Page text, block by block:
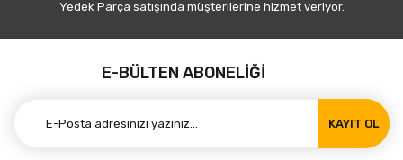
Yedek Parça satışında müşterilerine hizmet veriyor.
E-BÜLTEN ABONELİĞİ
KAYIT OL